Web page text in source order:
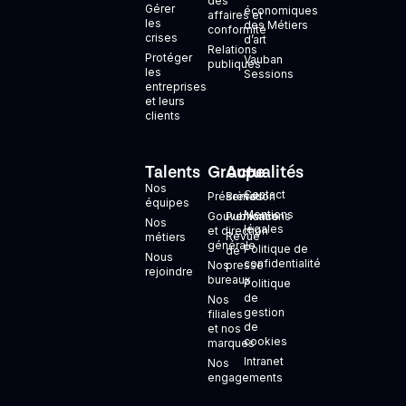
Gérer
les
crises
Protéger
les
entreprises
et leurs
clients
affaires et
conformité
Relations
publiques
économiques
des Métiers
d’art
Vauban
Sessions
Talents
Nos
équipes
Nos
métiers
Nous
rejoindre
Groupe
Présentation
Gouvernance
et direction
générale
Nos
bureaux
Nos
filiales
et nos
marques
Nos
engagements
Actualités
Brèves
Publications
Revue
de
presse
+
Contact
Mentions
légales
Politique de
confidentialité
Politique
de
gestion
de
cookies
Intranet